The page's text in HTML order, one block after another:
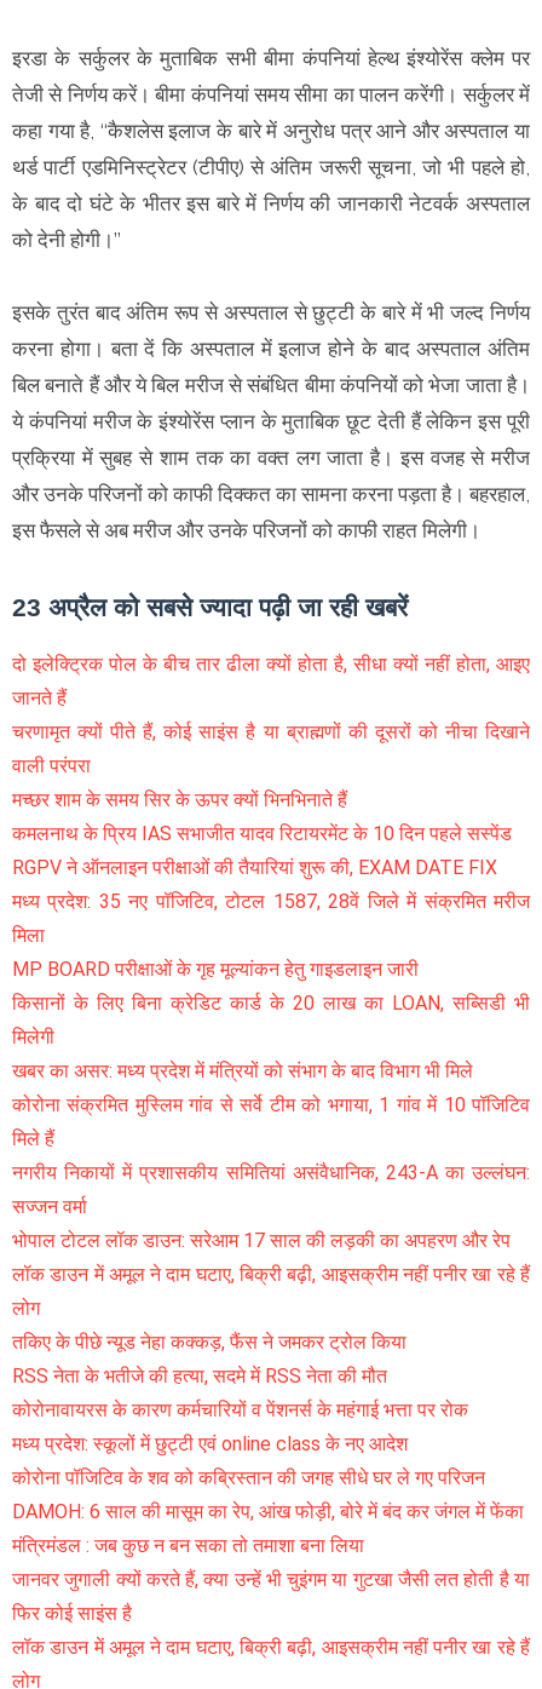
इरडा के सर्कुलर के मुताबिक सभी बीमा कंपनियां हेल्थ इंश्योरेंस क्लेम पर
तेजी से निर्णय करें। बीमा कंपनियां समय सीमा का पालन करेंगी। सर्कुलर में
कहा गया है, ‘‘कैशलेस इलाज के बारे में अनुरोध पत्र आने और अस्पताल या
थर्ड पार्टी एडमिनिस्ट्रेटर (टीपीए) से अंतिम जरूरी सूचना, जो भी पहले हो,
के बाद दो घंटे के भीतर इस बारे में निर्णय की जानकारी नेटवर्क अस्पताल
को देनी होगी।’’
इसके तुरंत बाद अंतिम रूप से अस्पताल से छुट्टी के बारे में भी जल्द निर्णय
करना होगा। बता दें कि अस्पताल में इलाज होने के बाद अस्पताल अंतिम
बिल बनाते हैं और ये बिल मरीज से संबंधित बीमा कंपनियों को भेजा जाता है।
ये कंपनियां मरीज के इंश्योरेंस प्लान के मुताबिक छूट देती हैं लेकिन इस पूरी
प्रक्रिया में सुबह से शाम तक का वक्त लग जाता है। इस वजह से मरीज
और उनके परिजनों को काफी दिक्कत का सामना करना पड़ता है। बहरहाल,
इस फैसले से अब मरीज और उनके परिजनों को काफी राहत मिलेगी।
23 अप्रैल को सबसे ज्यादा पढ़ी जा रही खबरें
दो इलेक्ट्रिक पोल के बीच तार ढीला क्यों होता है, सीधा क्यों नहीं होता, आइए
जानते हैं
चरणामृत क्यों पीते हैं, कोई साइंस है या ब्राह्मणों की दूसरों को नीचा दिखाने
वाली परंपरा
मच्छर शाम के समय सिर के ऊपर क्यों भिनभिनाते हैं
कमलनाथ के प्रिय IAS सभाजीत यादव रिटायरमेंट के 10 दिन पहले सस्पेंड
RGPV ने ऑनलाइन परीक्षाओं की तैयारियां शुरू की, EXAM DATE FIX
मध्य प्रदेश: 35 नए पॉजिटिव, टोटल 1587, 28वें जिले में संक्रमित मरीज
मिला
MP BOARD परीक्षाओं के गृह मूल्यांकन हेतु गाइडलाइन जारी
किसानों के लिए बिना क्रेडिट कार्ड के 20 लाख का LOAN, सब्सिडी भी
मिलेगी
खबर का असर: मध्य प्रदेश में मंत्रियों को संभाग के बाद विभाग भी मिले
कोरोना संक्रमित मुस्लिम गांव से सर्वे टीम को भगाया, 1 गांव में 10 पॉजिटिव
मिले हैं
नगरीय निकायों में प्रशासकीय समितियां असंवैधानिक, 243-A का उल्लंघन:
सज्जन वर्मा
भोपाल टोटल लॉक डाउन: सरेआम 17 साल की लड़की का अपहरण और रेप
लॉक डाउन में अमूल ने दाम घटाए, बिक्री बढ़ी, आइसक्रीम नहीं पनीर खा रहे हैं
लोग
तकिए के पीछे न्यूड नेहा कक्कड़, फैंस ने जमकर ट्रोल किया
RSS नेता के भतीजे की हत्या, सदमे में RSS नेता की मौत
कोरोनावायरस के कारण कर्मचारियों व पेंशनर्स के महंगाई भत्ता पर रोक
मध्य प्रदेश: स्कूलों में छुट्टी एवं online class के नए आदेश
कोरोना पॉजिटिव के शव को कब्रिस्तान की जगह सीधे घर ले गए परिजन
DAMOH: 6 साल की मासूम का रेप, आंख फोड़ी, बोरे में बंद कर जंगल में फेंका
मंत्रिमंडल : जब कुछ न बन सका तो तमाशा बना लिया
जानवर जुगाली क्यों करते हैं, क्या उन्हें भी चुइंगम या गुटखा जैसी लत होती है या
फिर कोई साइंस है
लॉक डाउन में अमूल ने दाम घटाए, बिक्री बढ़ी, आइसक्रीम नहीं पनीर खा रहे हैं
लोग